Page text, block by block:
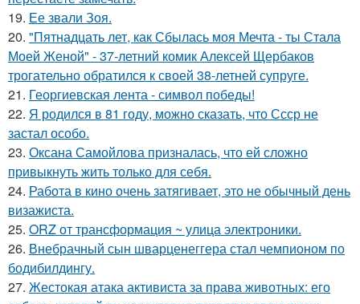
19. Ее звали Зоя.
20. "Пятнадцать лет, как Сбылась моя Мечта - ты Стала
Моей Женой" - 37-летний комик Алексей Щербаков
трогательно обратился к своей 38-летней супруге.
21. Георгиевская лента - символ победы!
22. Я родился в 81 году, можно сказать, что Ссср не
застал особо.
23. Оксана Самойлова призналась, что ей сложно
привыкнуть жить только для себя.
24. Работа в кино очень затягивает, это не обычный день
визажиста.
25. ORZ от трансформация ~ улица электроники.
26. Внебрачный сын шварценеггера стал чемпионом по
бодибилдингу.
27. Жестокая атака активиста за права животных: его